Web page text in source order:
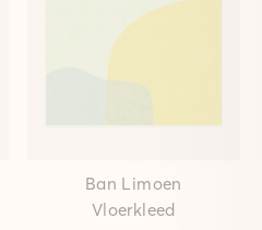
Ban Limoen
Vloerkleed